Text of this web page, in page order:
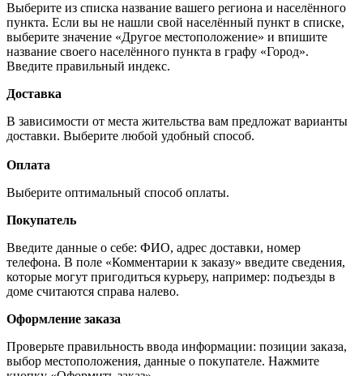
Выберите из списка название вашего региона и населённого
пункта. Если вы не нашли свой населённый пункт в списке,
выберите значение «Другое местоположение» и впишите
название своего населённого пункта в графу «Город».
Введите правильный индекс.
Доставка
В зависимости от места жительства вам предложат варианты
доставки. Выберите любой удобный способ.
Оплата
Выберите оптимальный способ оплаты.
Покупатель
Введите данные о себе: ФИО, адрес доставки, номер
телефона. В поле «Комментарии к заказу» введите сведения,
которые могут пригодиться курьеру, например: подъезды в
доме считаются справа налево.
Оформление заказа
Проверьте правильность ввода информации: позиции заказа,
выбор местоположения, данные о покупателе. Нажмите